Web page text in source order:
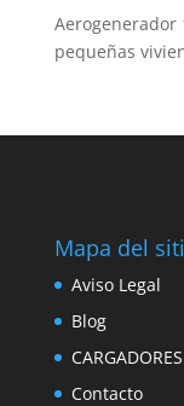
Aerogenerador
pequeñas
Mapa del
Aviso Legal
Blog
Contacto